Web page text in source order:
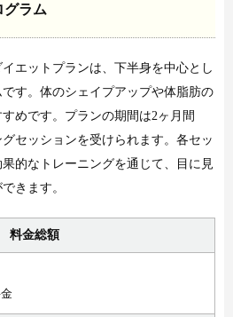
グラム
エットプランは、下半身を中心とし
す。体のシェイプアップや体脂肪の
めです。プランの期間は2ヶ月間
セッションを受けられます。各セッ
的なトレーニングを通じて、目に見
きます。
料金総額